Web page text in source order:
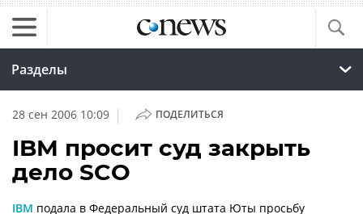
Разделы
28 сен 2006 10:09 | ПОДЕЛИТЬСЯ
IBM просит суд закрыть
дело SCO
IBM подала в Федеральный суд штата Юты просьбу